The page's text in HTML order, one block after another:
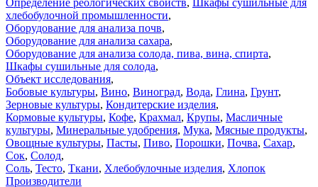
хлебобулочной промышленности,
Оборудование для анализа почв,
Оборудование для анализа сахара,
Оборудование для анализа солода, пива, вина, спирта,
Шкафы сушильные для солода,
Объект исследования,
Бобовые культуры, Вино, Виноград, Вода, Глина, Грунт,
Зерновые культуры, Кондитерские изделия,
Кормовые культуры, Кофе, Крахмал, Крупы, Масличные
культуры, Минеральные удобрения, Мука, Мясные продукты,
Овощные культуры, Пасты, Пиво, Порошки, Почва, Сахар,
Сок, Солод,
Соль, Тесто, Ткани, Хлебобулочные изделия, Хлопок
Производители